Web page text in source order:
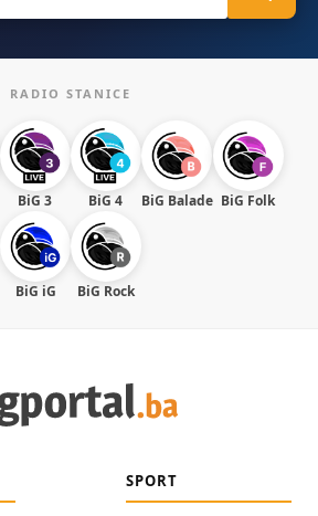
RADIO STANICE
BiG 3 BiG 4 BiG Balade BiG Folk
BiG iG BiG Rock
SPORT